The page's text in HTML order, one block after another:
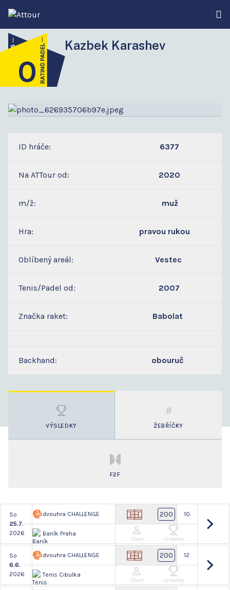
Kazbek Karashev
4
0
ID hráče: 6377
Na ATTour od: 2020
m/ž: muž
Hra: pravou rukou
Oblíbený areál: Vestec
Tenis/Padel od: 2007
Značka raket: Babolat
Backhand: obouruč
VÝSLEDKY ŽEBŘÍČKY
F2F
So
25.7.
2026
dvouhra CHALLENGE
Baník Praha
200 10.
Účast Výsledky
So
6.6.
2026
dvouhra CHALLENGE
Tenis Cibulka
200 12.
Účast Výsledky